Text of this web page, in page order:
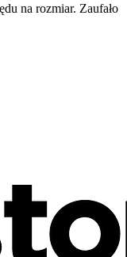
na rozmiar. Zaufało